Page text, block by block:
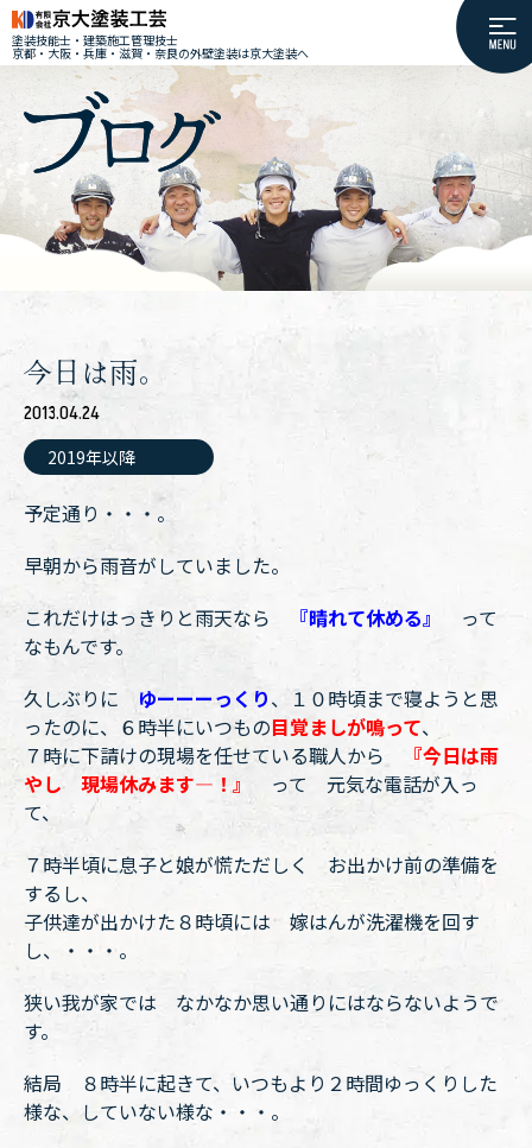
塗装技能士・建築施工管理技士
京都・大阪・兵庫・滋賀・奈良の外壁塗装は京大塗装へ
今日は雨。
2013.04.24
2019年以降
予定通り・・・。
早朝から雨音がしていました。
これだけはっきりと雨天なら
『晴れて休める』
って
なもんです。
久しぶりに ゆーーーっくり、１０時頃まで寝ようと思
ったのに、６時半にいつもの目覚ましが鳴って、
７時に下請けの現場を任せている職人から
『今日は雨
やし 現場休みます―！』
って 元気な電話が入っ
て、
７時半頃に息子と娘が慌ただしく お出かけ前の準備を
するし、
子供達が出かけた８時頃には 嫁はんが洗濯機を回す
し、・・・。
狭い我が家では なかなか思い通りにはならないようで
す。
結局 ８時半に起きて、いつもより２時間ゆっくりした
様な、していない様な・・・。